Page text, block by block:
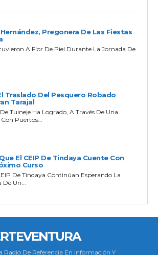
Pregonera De Las Fiestas
A Flor De Piel Durante La Jornada De
Traslado Del Pesquero Robado
Tarajal
Tuineje Ha Logrado, A Través De Una
Puertos...
El CEIP De Tindaya Cuente Con
Curso
De Tindaya Continúan Esperando La
Un...
Radio De Referencia En Información Y